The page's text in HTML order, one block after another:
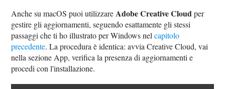
Anche su macOS puoi utilizzare Adobe Creative Cloudper
gestire gli aggiornamenti, seguendo esattamente gli stessi
passaggi che ti ho illustrato per Windows nelcapitolo
precedente. La procedura è identica: avvia Creative Cloud, vai
nella sezione App, verifica la presenza di aggiornamenti e
procedi con l'installazione.